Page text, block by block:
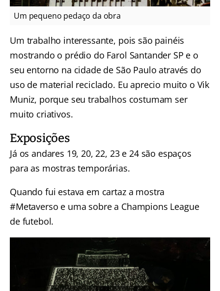
Um pequeno pedaço da obra
Um trabalho interessante, pois são painéis
mostrando o prédio do Farol Santander SP e o
seu entorno na cidade de São Paulo através do
uso de material reciclado. Eu aprecio muito o Vik
Muniz, porque seu trabalhos costumam ser
muito criativos.
Exposições
Já os andares 19, 20, 22, 23 e 24 são espaços
para as mostras temporárias.
Quando fui estava em cartaz a mostra
#Metaverso e uma sobre a Champions League
de futebol.